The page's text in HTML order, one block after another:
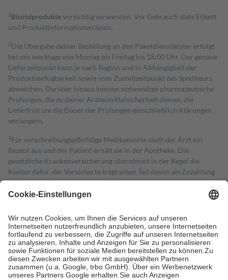
2Biozidproduktevorsichtig verwenden. Vor Gebrauch stets Etikett
und Produktinformationen lesen.
3Die Übergabe deiner Bestellung an den Paketdienstleister erfolgt
bei uns werktags von Montag bis Freitag bis 18:00 Uhr. Der genaue
Lieferzeitpunkt kann je nach Region und in Abhängigkeit der
Produktverfügbarkeit sowie vom Zustellzeitpunkt des Spediteurs
abweichen. Darüber hinaus können notwendige pharmazeutische
Prüfungen, die zu deiner Arzneimittelsicherheit dienen, die
Lieferfrist um die Dauer der Prüfungen einschließlich Klärungen
verlängern.
4Für verschreibungspflichtige Medikamente stellt der Arzt ein
Rezept aus und der Patient erhält sie in der Apotheke. Die
gesetzliche Krankenversicherung übernimmt in der Regel die
Kosten dafür, der Versicherte trägt einen Teil davon als Zuzahlung
mit.
Grundsätzlich leisten Mitglieder Zuzahlungen in Höhe von zehn
höchstens zehn Euro.
Es sind jedoch nie mehr als die tatsächlichen
Kosten der Leistung zu entrichten.
Diese Regeln gelten grundsätzlich auch für Online-Apotheken.
Bei Heilmitteln und häuslicher Krankenpflege beträgt die
Zuzahlung zehn Prozent der Kosten sowie zehn Euro je
Verordnung.
Um das Engagement der Versicherten für ihre eigene Gesundheit zu